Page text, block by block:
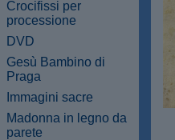
Crocifissi per
processione
DVD
Gesù Bambino di
Praga
Immagini sacre
Madonna in legno da
parete